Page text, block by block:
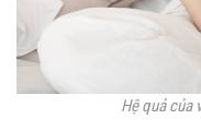
Hệ quả của